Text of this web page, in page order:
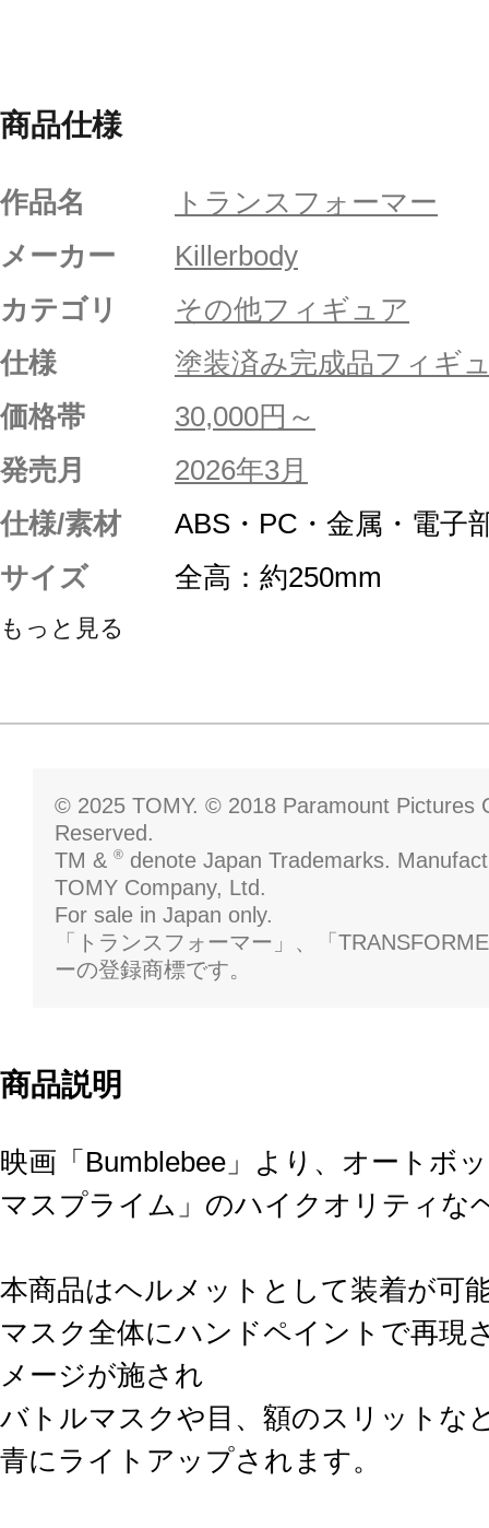
商品仕様
作品名
トランスフォーマー
メーカー
Killerbody
カテゴリ
その他フィギュア
仕様
塗装済み完成品フィギ
価格帯
30,000円～
発売月
2026年3月
仕様/素材
ABS・PC・金属・電子
サイズ
全高：約250mm
もっと見る
© 2025 TOMY. © 2018 Paramount Pictures
Reserved.
TM & ® denote Japan Trademarks.
TOMY Company, Ltd.
For sale in Japan only.
「トランスフォーマー」、「
ーの登録商標です。
商品説明
映画「Bumblebee」より、オートボ
マスプライム」のハイクオリティな
本商品はヘルメットとして装着が可
マスク全体にハンドペイントで再現
メージが施され
バトルマスクや目、額のスリットな
青にライトアップされます。